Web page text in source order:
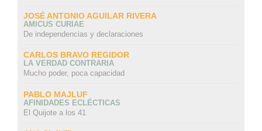
JOSÉ ANTONIO AGUILAR RIVERA
AMICUS CURIAE
De independencias y declaraciones
CARLOS BRAVO REGIDOR
LA VERDAD CONTRARIA
Mucho poder, poca capacidad
PABLO MAJLUF
AFINIDADES ECLÉCTICAS
El Quijote a los 41